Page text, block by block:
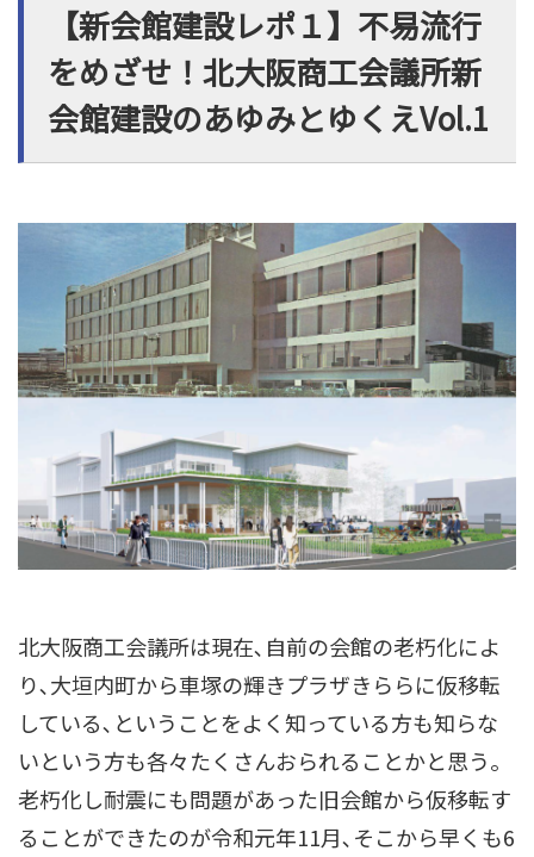
【新会館建設レポ１】不易流行
をめざせ！北大阪商工会議所新
会館建設のあゆみとゆくえVol.1
北大阪商工会議所は現在､自前の会館の老朽化によ
り､大垣内町から車塚の輝きプラザきららに仮移転
している､ということをよく知っている方も知らな
いという方も各々たくさんおられることかと思う｡
老朽化し耐震にも問題があった旧会館から仮移転す
ることができたのが令和元年11月､そこから早くも6